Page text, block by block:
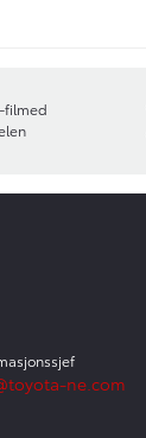
filmed
ne.com